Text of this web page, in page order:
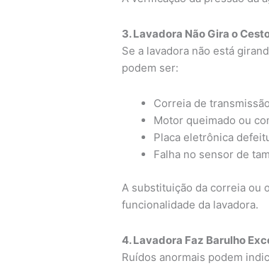
3. Lavadora Não Gira o
Se a lavadora não está
podem ser:
Correia de
Motor queimado ou
Placa eletrônica
Falha no sensor de
A substituição da correia ou
funcionalidade da lavadora.
4. Lavadora Faz Barulho
Ruídos anormais podem